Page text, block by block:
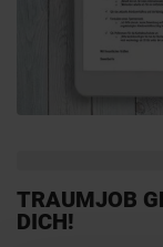
TRAUMJOB
DICH!